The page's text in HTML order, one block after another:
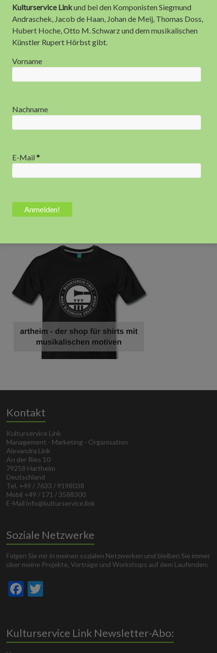
10 Jahre Kulturservice Link – 10 Jahre Blasmusikblog.com
Kontakt
Kulturservice Link
Management - Marketing - Organisation
Alexandra Link
An der Ries 10
79258 Hartheim
Deutschland
Tel. +49 / 7633 / 9198038
Mobil +49 / 171 / 3588300
E-Mail info@kulturservice.link
Soziale Netzwerke
Folgen Sie mir in meinen sozialen Netzwerken und bleiben Sie immer
über meine Projekte, Vorträge und Workshops auf dem Laufenden:
F
b
er
Kulturservice Link Newsletter-Abo:
Kulturservice Linkund bei den Komponisten Siegmund
Andraschek, Jacob de Haan, Johan de Meij, Thomas Doss,
Hubert Hoche, Otto M. Schwarz und dem musikalischen
Künstler Rupert Hörbst gibt.
Vorname
Nachname
E-Mail*